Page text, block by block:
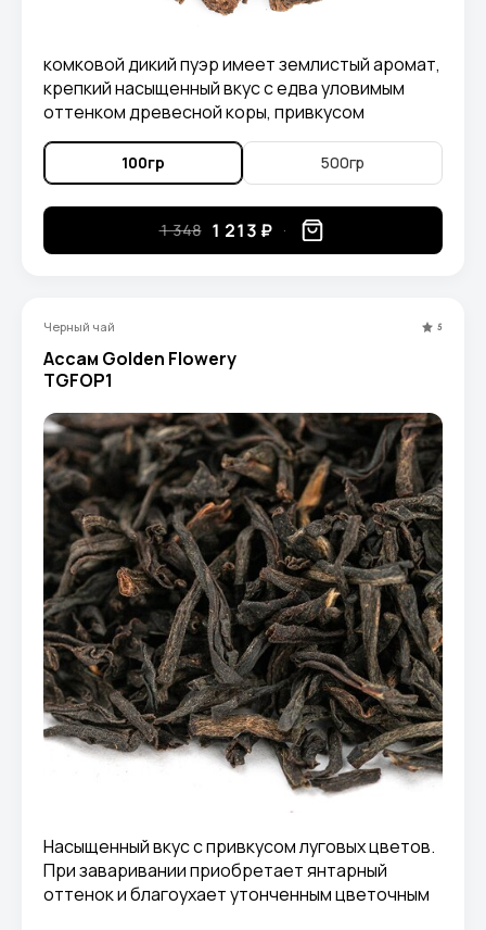
комковой дикий пуэр имеет землистый аромат,
крепкий насыщенный вкус с едва уловимым
оттенком древесной коры, привкусом
карамели и древесно-ореховыми нотками.
100гр 500гр
1 348 1 213 ₽
Черный чай 5
Ассам Golden Flowery
TGFOP1
Насыщенный вкус с привкусом луговых цветов.
При заваривании приобретает янтарный
оттенок и благоухает утонченным цветочным